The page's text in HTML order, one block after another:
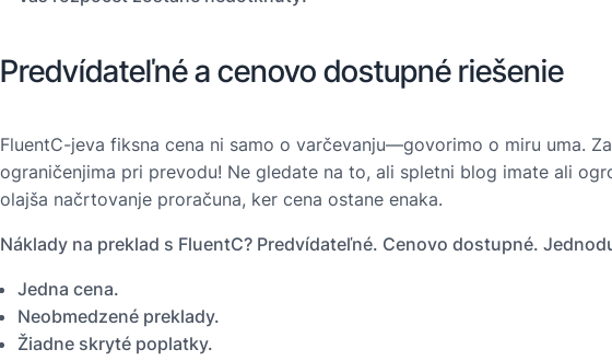
Predvídateľné a cenovo dostupné riešenie
FluentC-jeva fiksna cena ni samo o varčevanju—govorimo o miru uma.
ograničenjima pri prevodu! Ne gledate na to, ali spletni blog imate ali
olajša načrtovanje proračuna, ker cena ostane enaka.
Náklady na preklad s FluentC? Predvídateľné. Cenovo dostupné.
Jedna cena.
Neobmedzené preklady.
Žiadne skryté poplatky.